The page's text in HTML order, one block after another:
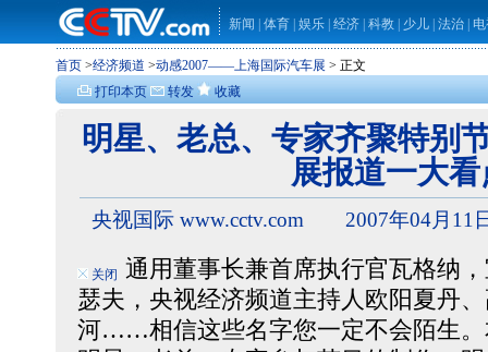
新闻 体育 娱乐 经济 科教 少儿 法治
首页 >经济频道 >动感2007――上海国际汽车展 > 正文
打印本页
转发 收藏
关闭
明星、老总、专家齐聚特别
展报道一大看
央视国际 www.cctv.com 2007年04月11
通用董事长兼首席执行官瓦格纳，
瑟夫，央视经济频道主持人欧阳夏丹
河……相信这些名字您一定不会陌生。